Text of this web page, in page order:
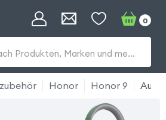
Suchen Sie nach Produkten, Marken und mehr...
0
Honor Honor 9